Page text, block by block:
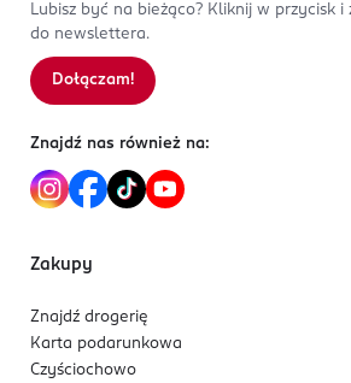
Lubisz być na bieżąco? Kliknij w przycisk i
do newslettera.
Dołączam!
Znajdź nas również na:
Zakupy
Znajdź drogerię
Karta podarunkowa
Czyściochowo